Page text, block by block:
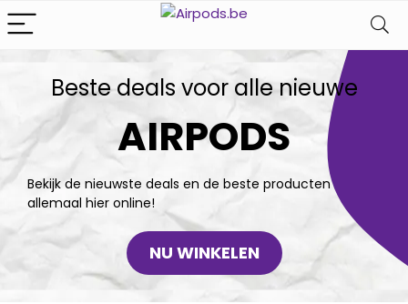
Beste deals voor alle nieuwe
AIRPODS
Bekijk de nieuwste deals en de beste producten
allemaal hier online!
NU WINKELEN